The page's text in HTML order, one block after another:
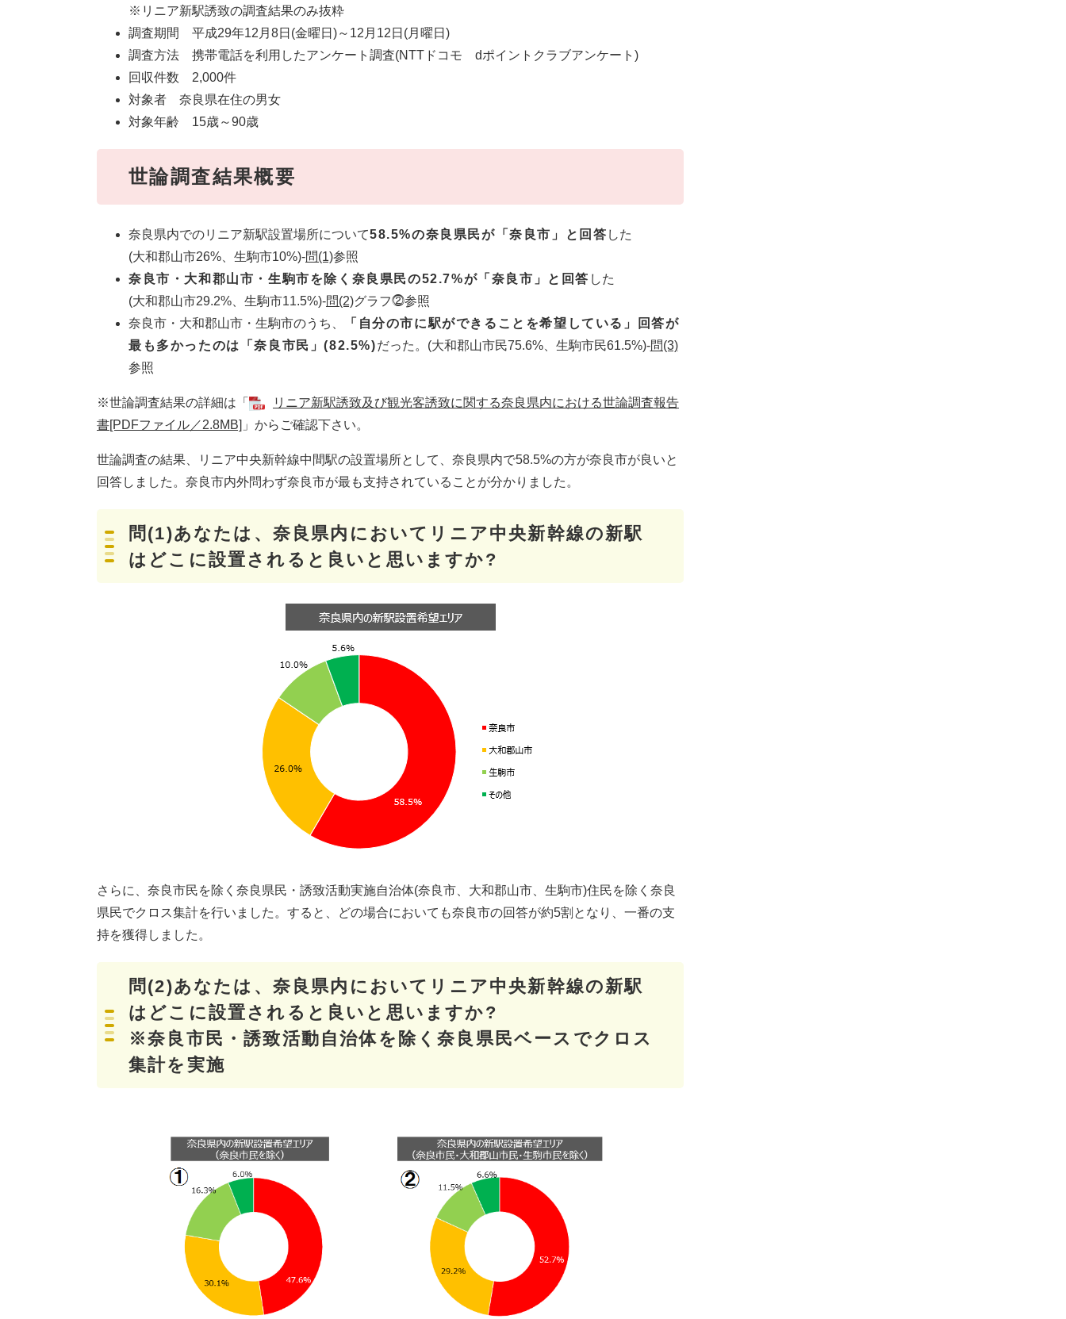
※リニア新駅誘致の調査結果のみ抜粋
調査期間 平成29年12月8日(金曜日)～12月12日(月曜日)
調査方法 携帯電話を利用したアンケート調査(NTTドコモ dポイントクラブアンケート)
回収件数 2,000件
対象者 奈良県在住の男女
対象年齢 15歳～90歳
世論調査結果概要
奈良県内でのリニア新駅設置場所について58.5%の奈良県民が「奈良市」と回答 した
(大和郡山市26%、生駒市10%)-問(1)参照
奈良市・大和郡山市・生駒市を除く奈良県民の52.7%が「奈良市」と回答 した
(大和郡山市29.2%、生駒市11.5%)-問(2)グラフ⓶参照
奈良市・大和郡山市・生駒市のうち、
「自分の市に駅ができることを希望している」回答が
最も多かったのは「奈良市民」(82.5%)だった。(大和郡山市民75.6%、生駒市民61.5%)-問(3)
参照
※世論調査結果の詳細は「
リニア新駅誘致及び観光客誘致に関する奈良県内における世論調査報告
書[PDFファイル／2.8MB] 」からご確認下さい。
世論調査の結果、リニア中央新幹線中間駅の設置場所として、奈良県内で58.5%の方が奈良市が良いと
回答しました。奈良市内外問わず奈良市が最も支持されていることが分かりました。
問(1)あなたは、奈良県内においてリニア中央新幹線の新駅
はどこに設置されると良いと思いますか?
さらに、奈良市民を除く奈良県民・誘致活動実施自治体(奈良市、大和郡山市、生駒市)住民を除く奈良
県民でクロス集計を行いました。すると、どの場合においても奈良市の回答が約5割となり、一番の支
持を獲得しました。
問(2)あなたは、奈良県内においてリニア中央新幹線の新駅
はどこに設置されると良いと思いますか?
※奈良市民・誘致活動自治体を除く奈良県民ベースでクロス
集計を実施